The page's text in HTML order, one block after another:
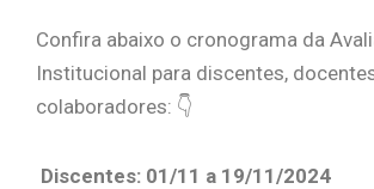
Confira abaixo o cronograma da
Institucional para discentes,
colaboradores: 👇
Discentes: 01/11 a 19/11/2024